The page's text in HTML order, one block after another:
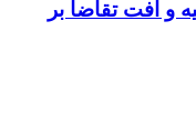
و افت تقاضا بر